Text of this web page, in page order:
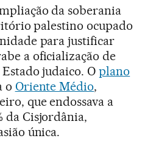
da soberania
palestino ocupado
para justificar
a oficialização de
Estado judaico. Oplano
o Oriente Médio,
que endossava a
da Cisjordânia,
única.